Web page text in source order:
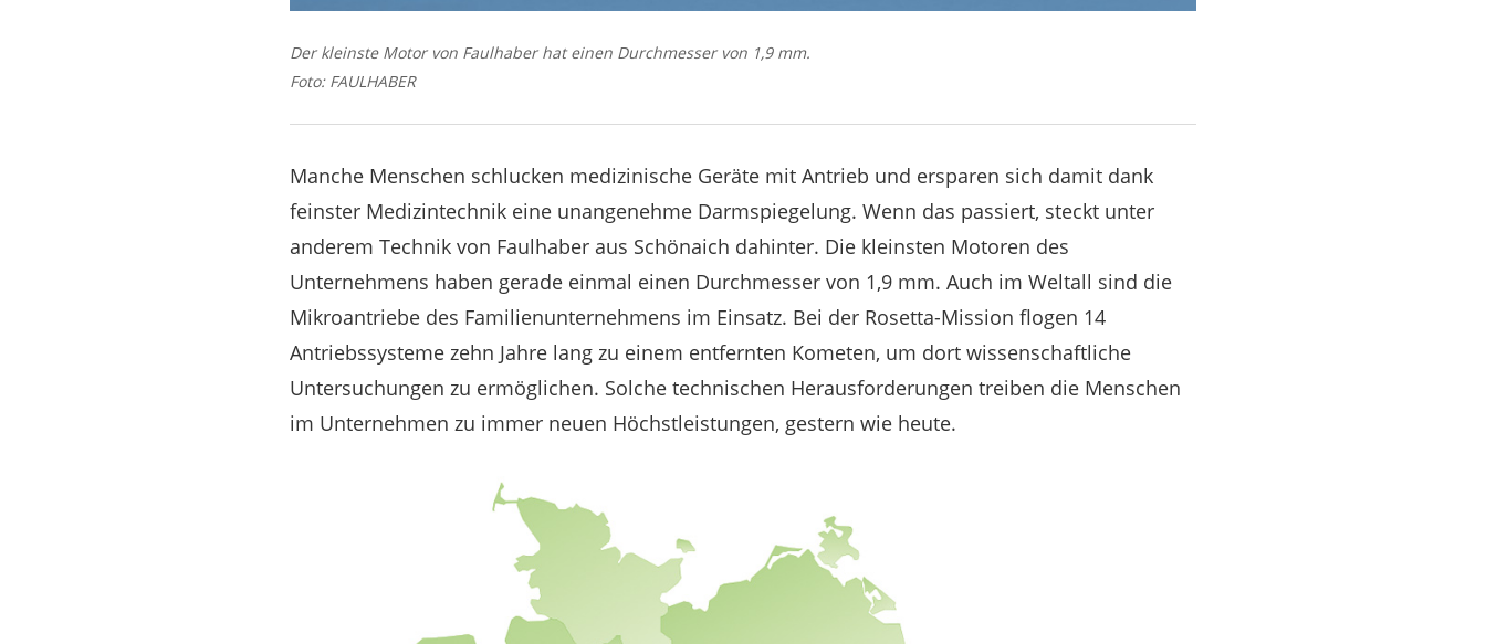
Der kleinste Motor von Faulhaber hat einen Durchmesser von 1,9 mm.
Foto: FAULHABER
Manche Menschen schlucken medizinische Geräte mit Antrieb und ersparen sich damit dank
feinster Medizintechnik eine unangenehme Darmspiegelung. Wenn das passiert, steckt unter
anderem Technik von Faulhaber aus Schönaich dahinter. Die kleinsten Motoren des
Unternehmens haben gerade einmal einen Durchmesser von 1,9 mm. Auch im Weltall sind die
Mikroantriebe des Familienunternehmens im Einsatz. Bei der Rosetta-Mission flogen 14
Antriebssysteme zehn Jahre lang zu einem entfernten Kometen, um dort wissenschaftliche
Untersuchungen zu ermöglichen. Solche technischen Herausforderungen treiben die Menschen
im Unternehmen zu immer neuen Höchstleistungen, gestern wie heute.